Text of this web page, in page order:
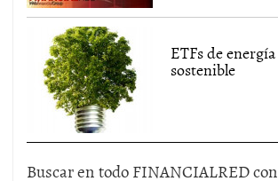
ETFs de energía
sostenible
Buscar en todo FINANCIALRED con